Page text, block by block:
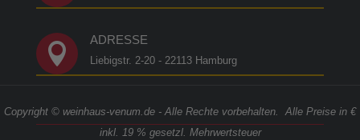

ADRESSE
Liebigstr. 2-20 - 22113 Hamburg
Copyright © weinhaus-venum.de - Alle Rechte vorbehalten. Alle Preise in €
inkl. 19 % gesetzl. Mehrwertsteuer